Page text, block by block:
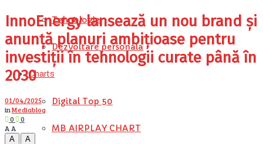
Tehnologie
Dezvoltare personala
Charts
Digital Top 50
MB AIRPLAY CHART
InnoEnergy lansează un nou brand și
anunță planuri ambițioase pentru
investiții în tehnologii curate până în
2030
01/04/2025
inMediablog
0
0
A A
A
A